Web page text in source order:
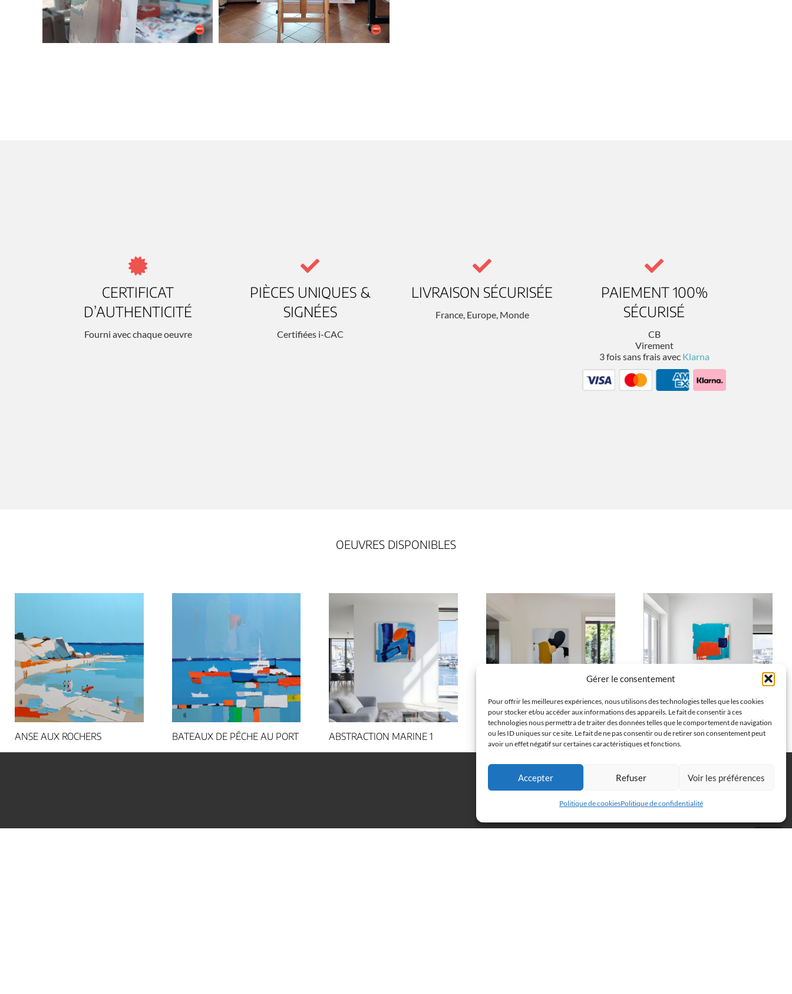
Gérer le consentement
Pour offrir les meilleures expériences, nous utilisons des technologies telles que les cookies
pour stocker et/ou accéder aux informations des appareils. Le fait de consentir à ces
technologies nous permettra de traiter des données telles que le comportement de navigation
ou les ID uniques sur ce site. Le fait de ne pas consentir ou de retirer son consentement peut
avoir un effet négatif sur certaines caractéristiques et fonctions.
Accepter Refuser Voir les préférences
Politique de cookiesPolitique de confidentialité
CERTIFICAT
D’AUTHENTICITÉ
Fourni avec chaque oeuvre
PIÈCES UNIQUES &
SIGNÉES
Certifiées i-CAC
LIVRAISON SÉCURISÉE
France, Europe, Monde
PAIEMENT 100%
SÉCURISÉ
CB
Virement
3 fois sans frais avec Klarna
OEUVRES DISPONIBLES
BATEAUX DE PÊCHE AU PORT ABSTRACTION MARINE 1
ABSTRACTION MARINE 2 –
ABSTRACTION MARINE 3 VOILIERS EN LUMIÈRE